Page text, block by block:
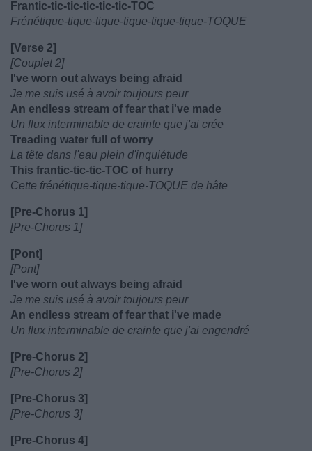
Frantic-tic-tic-tic-tic-tic-TOC
Frénétique-tique-tique-tique-tique-tique-TOQUE
[Verse 2]
[Couplet 2]
I've worn out always being afraid
Je me suis usé à avoir toujours peur
An endless stream of fear that i've made
Un flux interminable de crainte que j'ai crée
Treading water full of worry
La tête dans l'eau plein d'inquiétude
This frantic-tic-tic-TOC of hurry
Cette frénétique-tique-tique-TOQUE de hâte
[Pre-Chorus 1]
[Pre-Chorus 1]
[Pont]
[Pont]
I've worn out always being afraid
Je me suis usé à avoir toujours peur
An endless stream of fear that i've made
Un flux interminable de crainte que j'ai engendré
[Pre-Chorus 2]
[Pre-Chorus 2]
[Pre-Chorus 3]
[Pre-Chorus 3]
[Pre-Chorus 4]